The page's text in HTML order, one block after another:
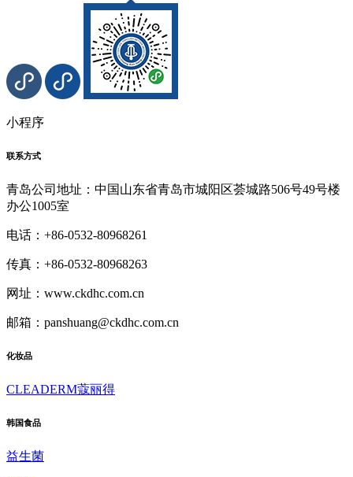
小程序
联系方式
青岛公司地址：中国山东省青岛市城阳区荟城路506号49号楼
办公1005室
电话：+86-0532-80968261
传真：+86-0532-80968263
网址：www.ckdhc.com.cn
邮箱：panshuang@ckdhc.com.cn
化妆品
CLEADERM蔻丽得
韩国食品
益生菌